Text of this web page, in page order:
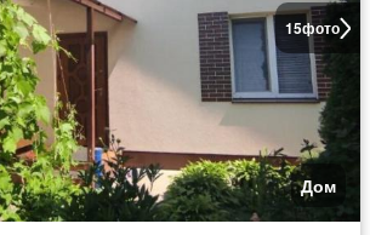
15фото
Дом